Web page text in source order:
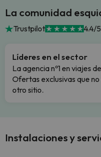
La comunidad
Trustpilot 4.4/5
Líderes en el sector
La agencia nº1 en viajes
Ofertas exclusivas que no
otro sitio.
Instalaciones y